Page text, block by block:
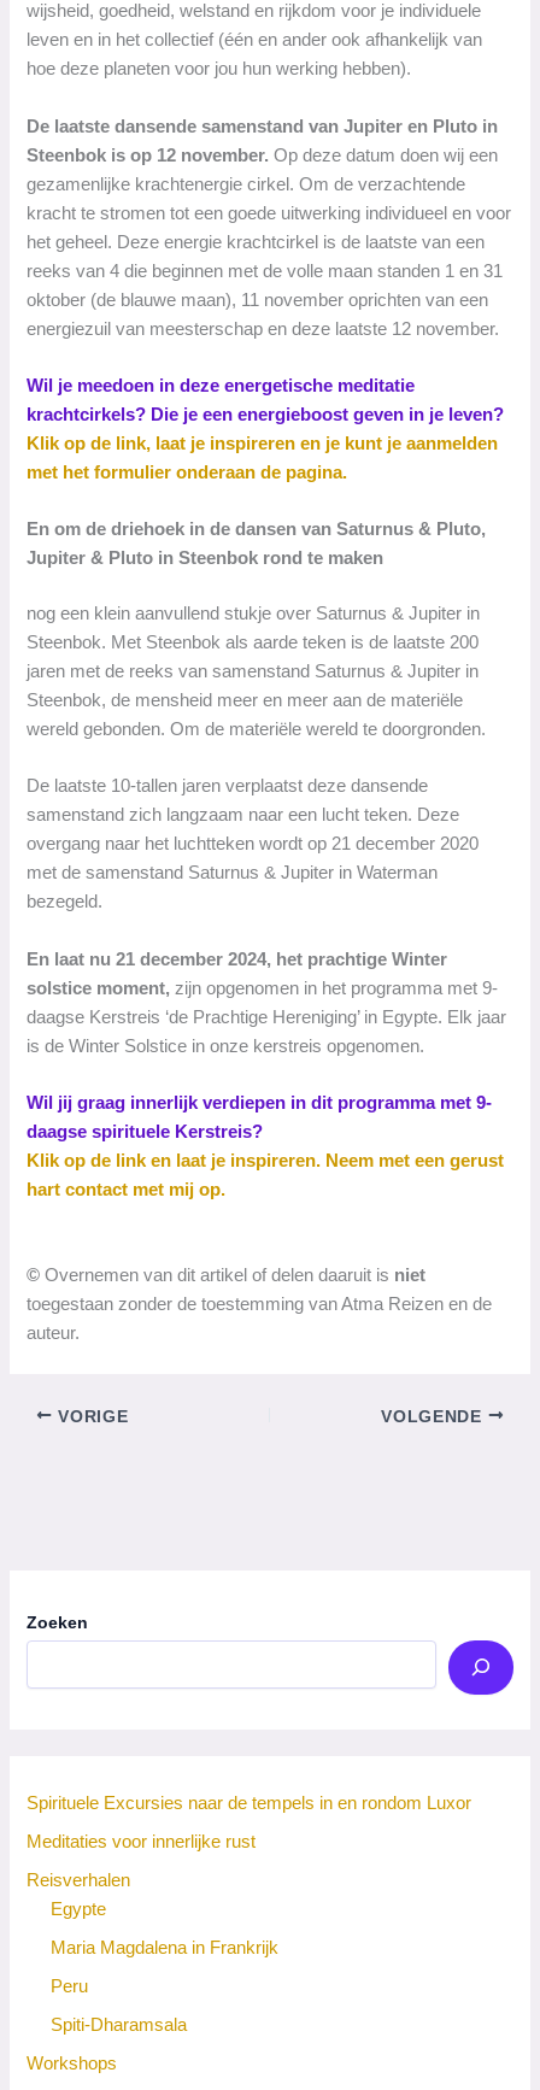
wijsheid, goedheid, welstand en rijkdom voor je individuele
leven en in het collectief (één en ander ook afhankelijk van
hoe deze planeten voor jou hun werking hebben).
De laatste dansende samenstand van Jupiter en Pluto in
Steenbok is op 12 november. Op deze datum doen wij een
gezamenlijke krachtenergie cirkel. Om de verzachtende
kracht te stromen tot een goede uitwerking individueel en voor
het geheel. Deze energie krachtcirkel is de laatste van een
reeks van 4 die beginnen met de volle maan standen 1 en 31
oktober (de blauwe maan), 11 november oprichten van een
energiezuil van meesterschap en deze laatste 12 november.
Wil je meedoen in deze energetische meditatie
krachtcirkels? Die je een energieboost geven in je leven?
Klik op de link, laat je inspireren en je kunt je aanmelden
met het formulier onderaan de pagina.
En om de driehoek in de dansen van Saturnus & Pluto,
Jupiter & Pluto in Steenbok rond te maken
nog een klein aanvullend stukje over Saturnus & Jupiter in
Steenbok. Met Steenbok als aarde teken is de laatste 200
jaren met de reeks van samenstand Saturnus & Jupiter in
Steenbok, de mensheid meer en meer aan de materiële
wereld gebonden. Om de materiële wereld te doorgronden.
De laatste 10-tallen jaren verplaatst deze dansende
samenstand zich langzaam naar een lucht teken. Deze
overgang naar het luchtteken wordt op 21 december 2020
met de samenstand Saturnus & Jupiter in Waterman
bezegeld.
En laat nu 21 december 2024, het prachtige Winter
solstice moment, zijn opgenomen in het programma met 9-
daagse Kerstreis ‘de Prachtige Hereniging’ in Egypte. Elk jaar
is de Winter Solstice in onze kerstreis opgenomen.
Wil jij graag innerlijk verdiepen in dit programma met 9-
daagse spirituele Kerstreis?
Klik op de link en laat je inspireren. Neem met een gerust
hart contact met mij op.
© Overnemen van dit artikel of delen daaruit is niet
toegestaan zonder de toestemming van Atma Reizen en de
auteur.
VORIGE VOLGENDE
Zoeken
Spirituele Excursies naar de tempels in en rondom Luxor
Meditaties voor innerlijke rust
Reisverhalen
Egypte
Maria Magdalena in Frankrijk
Peru
Spiti-Dharamsala
Workshops